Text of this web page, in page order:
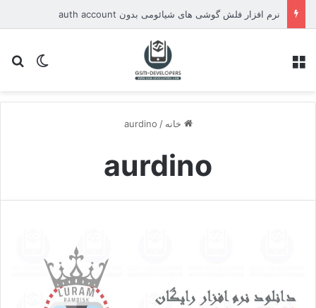
نرم افزار فلش گوشی های شیائومی بدون auth account
تغییر
خانه /
aurdino
aurdino